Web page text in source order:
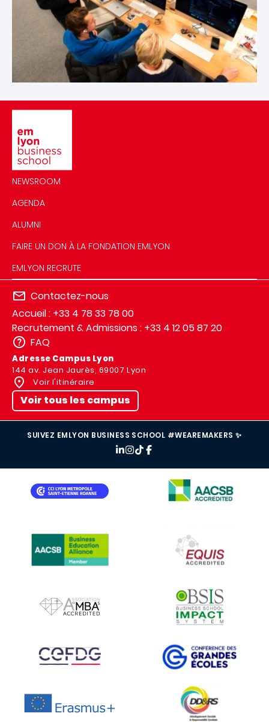
NEWSROOM
AGENDA
ALUMNI
FAIRE UN DON À LA FONDATION EMLYON
EMLYON RECRUTE
Contactez-nous
Accueil : +33 4 78 33 78 00
Recrutement & Admissions : +33 4 12 05 87 20
FAQ
Adresse Campus Lyon
144 av. Jean Jaurès, 69007 Lyon
Voir l'itinéraire
Voir tous les campus
SUIVEZ EMLYON BUSINESS SCHOOL #WEAREMAKERS ✨
IMAGE
IMAGE
IMAGE
IMAGE
IMAGE IMAGE